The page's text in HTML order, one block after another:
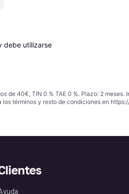
debe utilizarse
de 40€, TIN 0 % TAE 0 %. Plazo: 2
los términos y resto de condiciones en